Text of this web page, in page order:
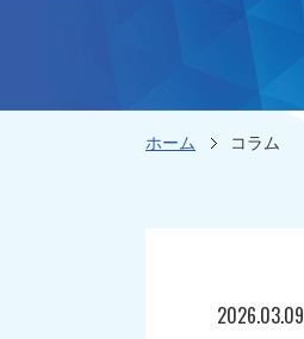
ホーム コラム
2026.03.09